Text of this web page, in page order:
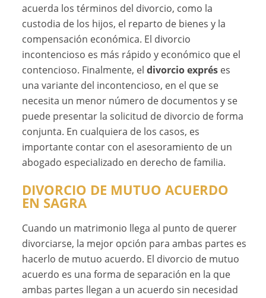
acuerda los términos del divorcio, como la
custodia de los hijos, el reparto de bienes y la
compensación económica. El divorcio
incontencioso es más rápido y económico que el
contencioso. Finalmente, eldivorcio exprés es
una variante del incontencioso, en el que se
necesita un menor número de documentos y se
puede presentar la solicitud de divorcio de forma
conjunta. En cualquiera de los casos, es
importante contar con el asesoramiento de un
abogado especializado en derecho de familia.
DIVORCIO DE MUTUO ACUERDO
EN SAGRA
Cuando un matrimonio llega al punto de querer
divorciarse, la mejor opción para ambas partes es
hacerlo de mutuo acuerdo. El divorcio de mutuo
acuerdo es una forma de separación en la que
ambas partes llegan a un acuerdo sin necesidad